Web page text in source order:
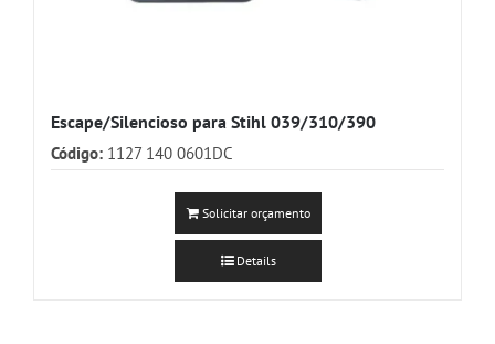
Escape/Silencioso para Stihl 039/310/390
Código: 1127 140 0601DC
Solicitar orçamento
Details